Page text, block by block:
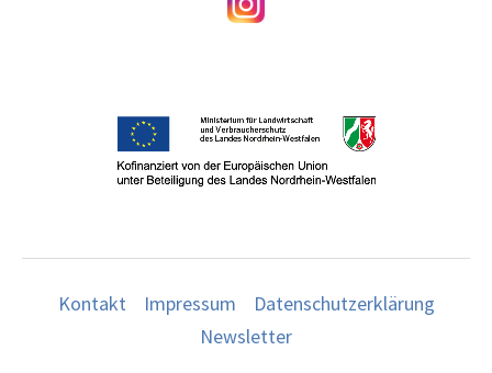
Kontakt Impressum
Datenschutzerklärung
Newsletter